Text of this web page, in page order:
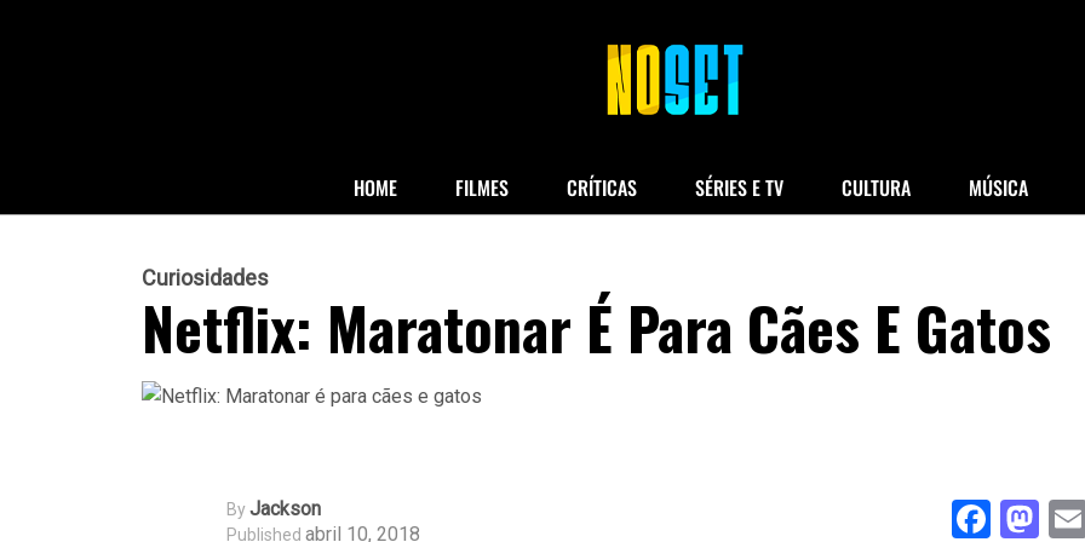
HOME FILMES CRÍTICAS SÉRIES E TV CULTURA MÚSICA
Curiosidades
Netflix: Maratonar É Para Cães E Gatos
ByJackson
Published abril 10, 2018